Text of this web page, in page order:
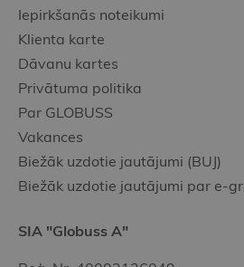
Iepirkšanās noteikumi
Klienta karte
Dāvanu kartes
Privātuma politika
Par GLOBUSS
Vakances
Biežāk uzdotie jautājumi (BUJ)
Biežāk uzdotie jautājumi par e-
SIA "Globuss A"